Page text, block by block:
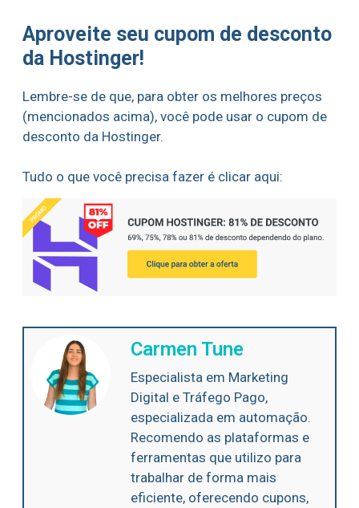
Aproveite seu cupom de desconto
da Hostinger!
Lembre-se de que, para obter os melhores preços
(mencionados acima), você pode usar o cupom de
desconto da Hostinger.
Tudo o que você precisa fazer é clicar aqui:
Carmen Tune
Especialista em Marketing
Digital e Tráfego Pago,
especializada em automação.
Recomendo as plataformas e
ferramentas que utilizo para
trabalhar de forma mais
eficiente, oferecendo cupons,